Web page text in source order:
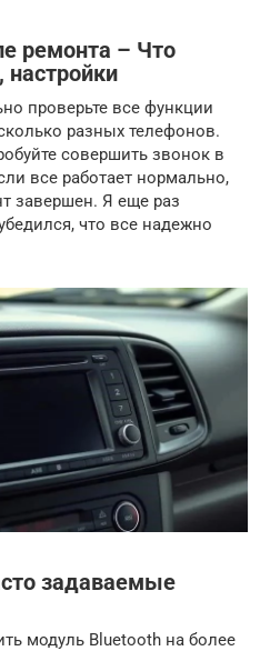
ремонта – Что
настройки
проверьте все функции
разных телефонов.
совершить звонок в
все работает нормально,
завершен. Я еще раз
что все надежно
задаваемые
модуль Bluetooth на более